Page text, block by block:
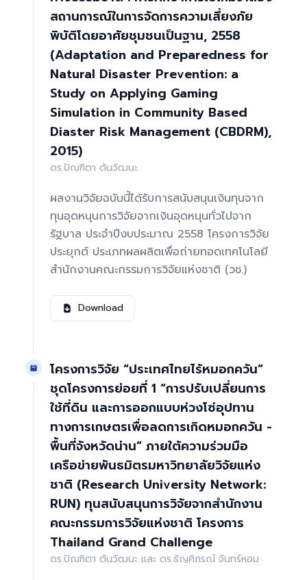
สถานการณ์ในการจัดการความเสี่ยงภัย
พิบัติโดยอาศัยชุมชนเป็นฐาน, 2558
(Adaptation and Preparedness for
Natural Disaster Prevention: a
Study on Applying Gaming
Simulation in Community Based
Diaster Risk Management (CBDRM),
2015)
ดร.ปัณฑิตา ตันวัฒนะ
ผลงานวิจัยฉบับนี้ได้รับการสนับสนุนเงินทุนจาก
ทุนอุดหนุนการวิจัยจากเงินอุดหนุนทั่วไปจาก
รัฐบาล ประจำปีงบประมาณ 2558 โครงการวิจัย
ประยุกต์ ประเภทผลผลิตเพื่อถ่ายทอดเทคโนโลยี
สำนักงานคณะกรรมการวิจัยแห่งชาติ (วช.)
Download
โครงการวิจัย “ประเทศไทยไร้หมอกควัน”
ชุดโครงการย่อยที่ 1 “การปรับเปลี่ยนการ
ใช้ที่ดิน และการออกแบบห่วงโซ่อุปทาน
ทางการเกษตรเพื่อลดการเกิดหมอกควัน -
พื้นที่จังหวัดน่าน” ภายใต้ความร่วมมือ
เครือข่ายพันธมิตรมหาวิทยาลัยวิจัยแห่ง
ชาติ (Research University Network:
RUN) ทุนสนับสนุนการวิจัยจากสำนักงาน
คณะกรรมการวิจัยแห่งชาติ โครงการ
Thailand Grand Challenge
ดร.ปัณฑิตา ตันวัฒนะ และ ดร.ธัญศิภรณ์ จันทร์หอม